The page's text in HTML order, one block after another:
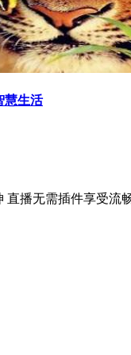
慧生活
播无需插件享受流